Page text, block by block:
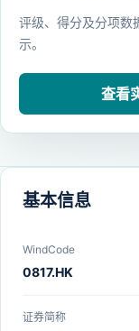
评级、得分及分项数
示。
查看
基本信息
WindCode
0817.HK
证券简称